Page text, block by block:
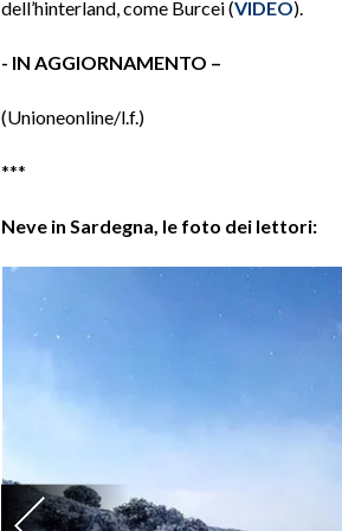
dell’hinterland, come Burcei (VIDEO).
- IN AGGIORNAMENTO –
(Unioneonline/l.f.)
***
Neve in Sardegna, le foto dei lettori: